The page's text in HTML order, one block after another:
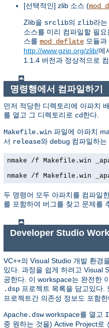
[선택적인] zlib 소스 (
Zlib을 srclib의 zlib라
소스를 미리 컴파일할 필
스를 mod_deflate 모듈
http://www.gzip.org/zlib/에
1.1.4 버전과 정상적으로
명령행에서 컴파일하기
먼저 적당한 디렉토리에 아파치
를 열고 그 디렉토리로 cd한다.
Makefile.win 파일에 아파치
서 release와 debug 컴파일하
nmake /f Makefile.win
nmake /f Makefile.win
두 명령어 모두 아파치를 컴파일
를 포함하여 버그를 찾고 문제를
Developer Studio
VC++의 Visual Studio 개발 환경
있다. 과정을 쉽게 하려고 Visual
공한다. 이 workspace는 완전한
.dsp 프로젝트 목록을 담고있다.
프로젝트간 의존성 정보도 포함한
Apache.dswworkspace를 열고
중 원하는 것을) Active Project로